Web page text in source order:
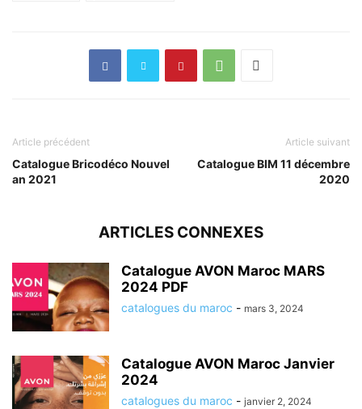
Article précédent
Catalogue Bricodéco Nouvel
an 2021
Article suivant
Catalogue BIM 11 décembre
2020
ARTICLES CONNEXES
Catalogue AVON Maroc MARS
2024 PDF
catalogues du maroc - mars 3, 2024
Catalogue AVON Maroc Janvier
2024
catalogues du maroc - janvier 2, 2024